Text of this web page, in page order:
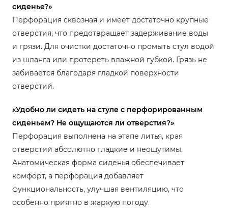
сиденье?»
Перфорация сквозная и имеет достаточно крупные
отверстия, что предотвращает задерживание воды
и грязи. Для очистки достаточно промыть стул водой
из шланга или протереть влажной губкой. Грязь не
забивается благодаря гладкой поверхности
отверстий.
«Удобно ли сидеть на стуле с перфорированным
сиденьем? Не ощущаются ли отверстия?»
Перфорация выполнена на этапе литья, края
отверстий абсолютно гладкие и неощутимы.
Анатомическая форма сиденья обеспечивает
комфорт, а перфорация добавляет
функциональность, улучшая вентиляцию, что
особенно приятно в жаркую погоду.